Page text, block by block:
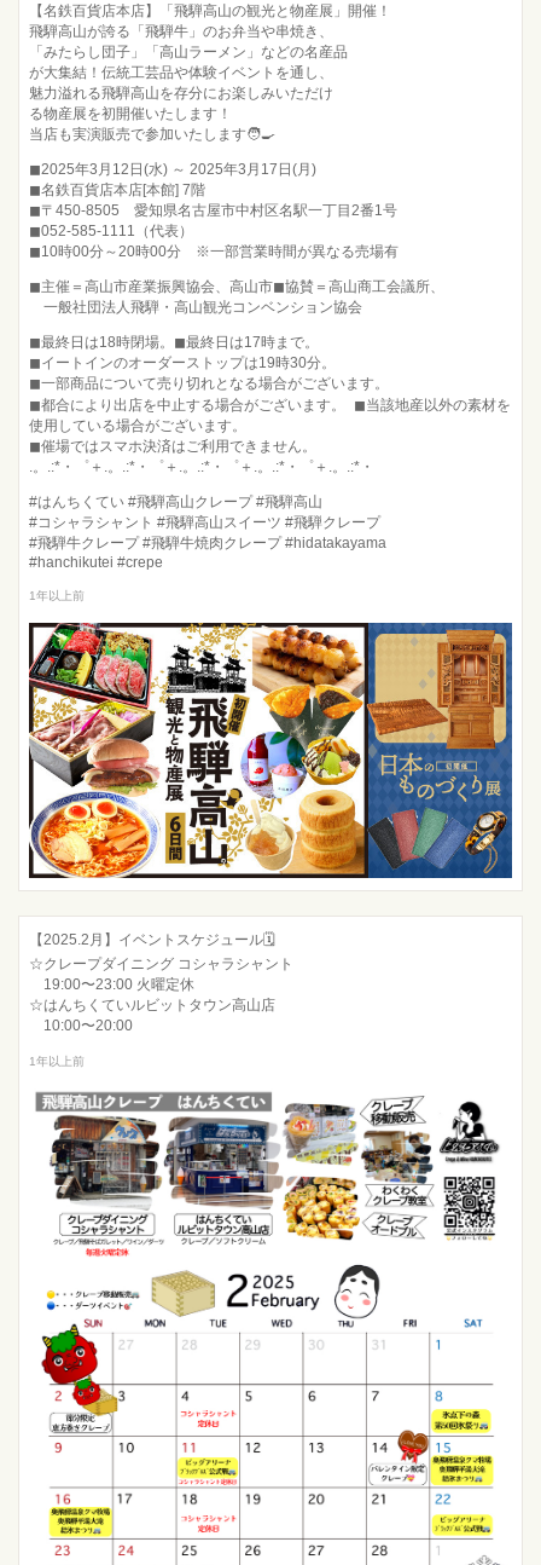
【名鉄百貨店本店】「飛騨高山の観光と物産展」開催！
飛騨高山が誇る「飛騨牛」のお弁当や串焼き、
「みたらし団子」「高山ラーメン」などの名産品
が大集結！伝統工芸品や体験イベントを通し、
魅力溢れる飛騨高山を存分にお楽しみいただけ
る物産展を初開催いたします！
当店も実演販売で参加いたします🧑‍🍳
◼︎2025年3月12日(水) ～ 2025年3月17日(月)
◼︎名鉄百貨店本店[本館] 7階
◼︎〒450-8505 愛知県名古屋市中村区名駅一丁目2番1号
◼︎052-585-1111（代表）
◼︎10時00分～20時00分 ※一部営業時間が異なる売場有
◼︎主催＝高山市産業振興協会、高山市 ◼︎協賛＝高山商工会議所、
一般社団法人飛騨・高山観光コンベンション協会
◼︎最終日は18時閉場。◼︎最終日は17時まで。
◼︎イートインのオーダーストップは19時30分。
◼︎一部商品について売り切れとなる場合がございます。
◼︎都合により出店を中止する場合がございます。 ◼︎当該地産以外の素材を
使用している場合がございます。
◼︎催場ではスマホ決済はご利用できません。
.。.:*・゜＋.。.:*・゜＋.。.:*・゜＋.。.:*・゜＋.。.:*・
#はんちくてい #飛騨高山クレープ #飛騨高山
#コシャラシャント #飛騨高山スイーツ #飛騨クレープ
#飛騨牛クレープ #飛騨牛焼肉クレープ #hidatakayama
#hanchikutei #crepe
1年以上前
【2025.2月】イベントスケジュール🗓️
☆クレープダイニング コシャラシャント
19:00〜23:00 火曜定休
☆はんちくていルビットタウン高山店
10:00〜20:00
1年以上前